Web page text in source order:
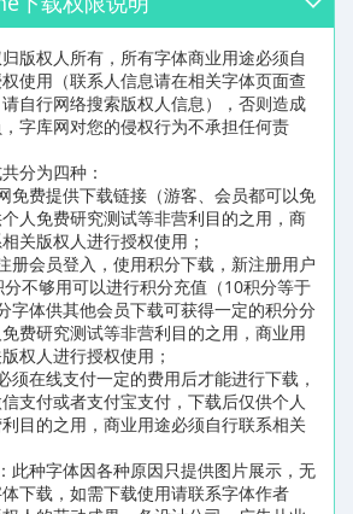
版权人所有，所有字体商业用途必须自
使用（联系人信息请在相关字体页面查
自行网络搜索版权人信息），否则造成
字库网对您的侵权行为不承担任何责
分为四种：
免费提供下载链接（游客、会员都可以免
人免费研究测试等非营利目的之用，商
关版权人进行授权使用；
册会员登入，使用积分下载，新注册用户
不够用可以进行积分充值（10积分等于
字体供其他会员下载可获得一定的积分分
费研究测试等非营利目的之用，商业用
权人进行授权使用；
须在线支付一定的费用后才能进行下载，
支付或者支付宝支付，下载后仅供个人
目的之用，商业用途必须自行联系相关
此种字体因各种原因只提供图片展示，无
下载，如需下载使用请联系字体作者